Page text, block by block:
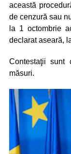
această
de cenzură sau
la 1 octombrie
declarat aseară,
Contestaţii
măsuri.